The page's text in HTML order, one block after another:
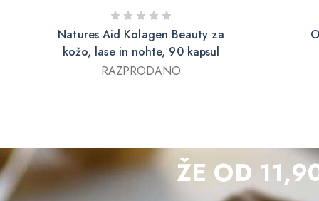
Natures Aid Kolagen Beauty za
kožo, lase in nohte, 90 kapsul
RAZPRODANO
ŽE OD